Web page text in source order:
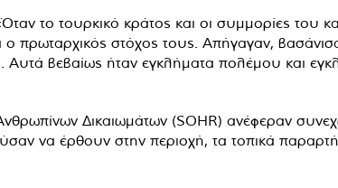
το τουρκικό κράτος και οι συμμορίες του
ο πρωταρχικός στόχος τους. Απήγαγαν,
βεβαίως ήταν εγκλήματα πολέμου και
Δικαιωμάτων (SOHR) ανέφεραν
να έρθουν στην περιοχή, τα τοπικά